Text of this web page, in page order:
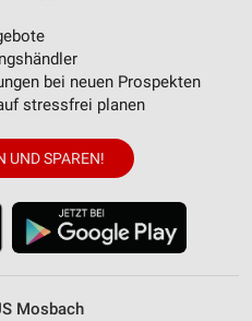
bei neuen Prospekten
stressfrei planen
UND SPAREN!
Mosbach